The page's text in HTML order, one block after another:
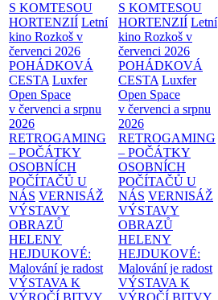
S KOMTESOU
HORTENZIÍ Letní
kino Rozkoš v
červenci 2026
POHÁDKOVÁ
CESTA Luxfer
Open Space
v červenci a srpnu
2026
RETROGAMING
– POČÁTKY
OSOBNÍCH
POČÍTAČŮ U
NÁS VERNISÁŽ
VÝSTAVY
OBRAZŮ
HELENY
HEJDUKOVÉ:
Malování je radost
VÝSTAVA K
VÝROČÍ BITVY
S KOMTESOU
HORTENZIÍ Letní
kino Rozkoš v
červenci 2026
POHÁDKOVÁ
CESTA Luxfer
Open Space
v červenci a srpnu
2026
RETROGAMING
– POČÁTKY
OSOBNÍCH
POČÍTAČŮ U
NÁS VERNISÁŽ
VÝSTAVY
OBRAZŮ
HELENY
HEJDUKOVÉ:
Malování je radost
VÝSTAVA K
VÝROČÍ BITVY